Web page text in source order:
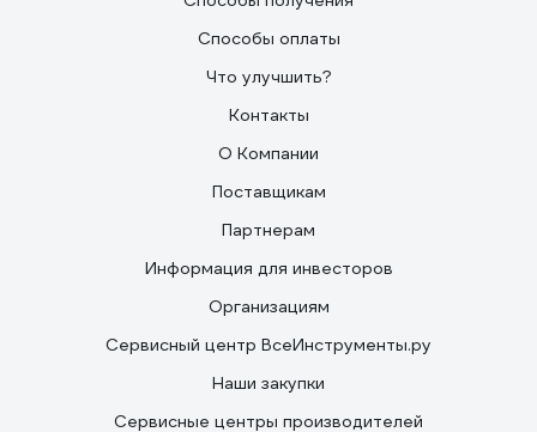
Способы оплаты
Что улучшить?
Контакты
О Компании
Поставщикам
Партнерам
Информация для инвесторов
Организациям
Сервисный центр ВсеИнструменты.ру
Наши закупки
Сервисные центры производителей